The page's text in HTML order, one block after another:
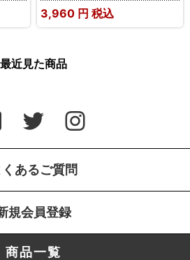
3,960 円 税込
最近見た商品
くあるご質問
規会員登録
商品一覧